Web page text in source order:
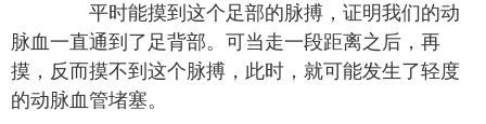
平时能摸到这个足部的脉搏，证明我们的动
脉血一直通到了足背部。可当走一段距离之后，再
摸，反而摸不到这个脉搏，此时，就可能发生了轻度
的动脉血管堵塞。